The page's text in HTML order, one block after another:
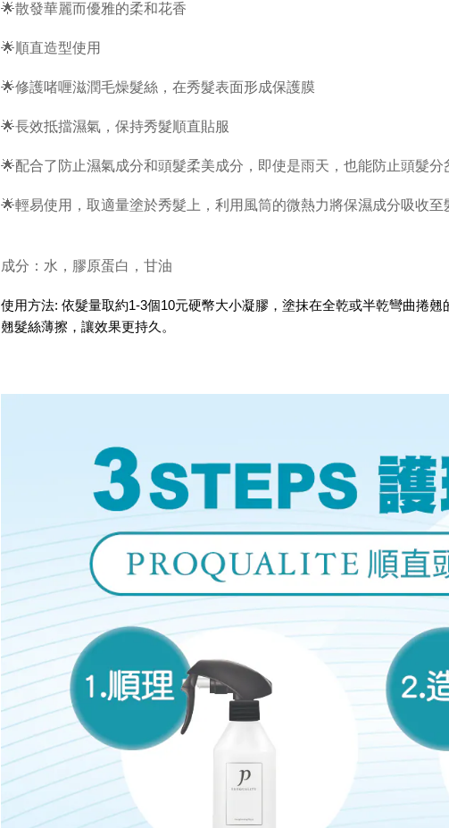
🌟散發華麗而優雅的柔和花香
🌟順直造型使用
🌟修護啫喱滋潤毛燥髮絲，在秀髮表面形成保護膜
🌟長效抵擋濕氣，保持秀髮順直貼服
🌟配合了防止濕氣成分和頭髮柔美成分，即使是雨天，也能防止頭髮分
🌟輕易使用，取適量塗於秀髮上，利用風筒的微熱力將保濕成分吸收
成分：水，膠原蛋白，甘油
使用方法: 依髮量取約1-3個10元硬幣大小凝膠，塗抹在全乾或半乾彎曲捲
翹髮絲薄擦，讓效果更持久。